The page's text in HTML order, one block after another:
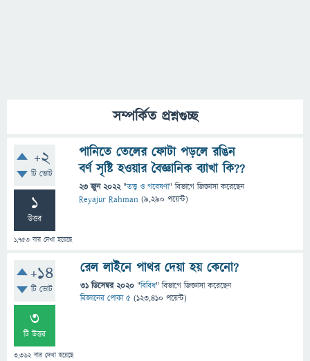
সম্পর্কিত প্রশ্নগুচ্ছ
+2
টি ভোট
1
উত্তর
1,753 বার দেখা হয়েছে
পানিতে তেলের ফোটা পড়লে রঙিন
বর্ণ সৃষ্টি হওয়ার বৈজ্ঞানিক ব্যাখা কি??
23 জুন 2022 "তত্ত্ব ও গবেষণা" বিভাগে জিজ্ঞাসাকরেছেন
Reyajur Rahman (9,290 পয়েন্ট)
+14
টি ভোট
3
টি উত্তর
3,362বার দেখা হয়েছে
রেল লাইনে পাথর দেয়া হয় কেনো?
31 ডিসেম্বর 2020 "বিবিধ" বিভাগে জিজ্ঞাসাকরেছেন
বিজ্ঞানের পোকা ৫ (123,410 পয়েন্ট)